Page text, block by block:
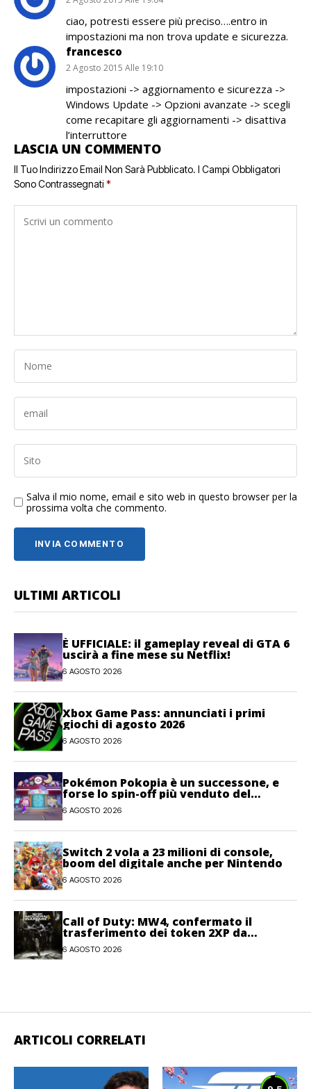
ciao, potresti essere più preciso….entro in
impostazioni ma non trova update e sicurezza.
francesco
2 Agosto 2015 Alle 19:10
impostazioni -> aggiornamento e sicurezza ->
Windows Update -> Opzioni avanzate -> scegli
come recapitare gli aggiornamenti -> disattiva
l’interruttore
LASCIA UN COMMENTO
Il Tuo Indirizzo Email Non Sarà Pubblicato. I Campi Obbligatori
Sono Contrassegnati *
Salva il mio nome, email e sito web in questo browser per la
prossima volta che commento.
ULTIMI ARTICOLI
È UFFICIALE: il gameplay reveal di GTA 6
uscirà a fine mese su Netflix!
6 AGOSTO 2026
Xbox Game Pass: annunciati i primi
giochi di agosto 2026
6 AGOSTO 2026
Pokémon Pokopia è un successone, e
forse lo spin-off più venduto del
franchise
6 AGOSTO 2026
Switch 2 vola a 23 milioni di console,
boom del digitale anche per Nintendo
6 AGOSTO 2026
Call of Duty: MW4, confermato il
trasferimento dei token 2XP da
Warzone e Black Ops 7
6 AGOSTO 2026
ARTICOLI CORRELATI